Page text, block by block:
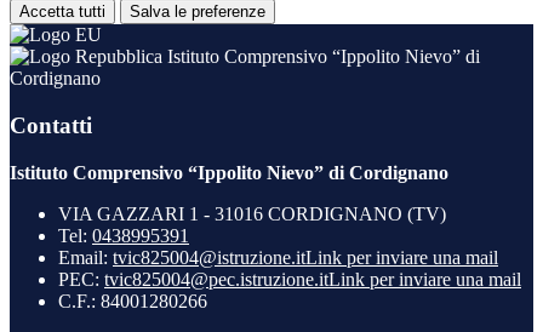
Accetta tutti Salva le preferenze
Istituto Comprensivo “Ippolito Nievo” di
Cordignano
Contatti
Istituto Comprensivo “Ippolito Nievo” di Cordignano
VIA GAZZARI 1 - 31016 CORDIGNANO (TV)
Tel: 0438995391
Email: tvic825004@istruzione.itLink per inviare una mail
PEC: tvic825004@pec.istruzione.itLink per inviare una mail
C.F.: 84001280266